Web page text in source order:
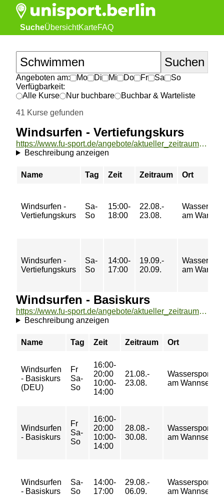
SucheÜbersichtKarteFAQ
Angeboten am: Mo Di Mi Do Fr Sa
So
Verfügbarkeit:
Alle Kurse
Nur buchbare
Buchbar & Warteliste
41 Kurse gefunden
Windsurfen - Vertiefungskurs
https://www.fu-sport.de/angebote/aktueller_zeitraum/_Windsurfen_-_Vertiefungskurs.html
Beschreibung anzeigen
Name Tag Zeit Zeitraum Ort
Windsurfen -
Vertiefungskurs
Sa-
So
15:00-
18:00
22.08.-
23.08.
am
Windsurfen -
Vertiefungskurs
Sa-
So
14:00-
17:00
19.09.-
20.09.
am
Windsurfen - Basiskurs
https://www.fu-sport.de/angebote/aktueller_zeitraum/_Windsurfen_-_Basiskurs.html
Beschreibung anzeigen
Name Tag Zeit Zeitraum Ort
Windsurfen
- Basiskurs
(DEU)
Fr
Sa-
So
16:00-
20:00
10:00-
14:00
21.08.-
23.08.
am Wannsee
Windsurfen
- Basiskurs
Fr
Sa-
So
16:00-
20:00
10:00-
14:00
28.08.-
30.08.
am Wannsee
Windsurfen
- Basiskurs
Sa-
So
14:00-
17:00
29.08.-
06.09.
am Wannsee